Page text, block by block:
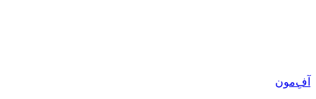
آفِ‌مون